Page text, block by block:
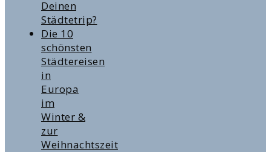
Deinen
Städtetrip?
Die 10
schönsten
Städtereisen
in
Europa
im
Winter &
zur
Weihnachtszeit